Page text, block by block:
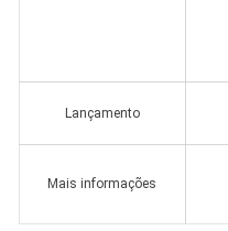
Lançamento
Mais informações